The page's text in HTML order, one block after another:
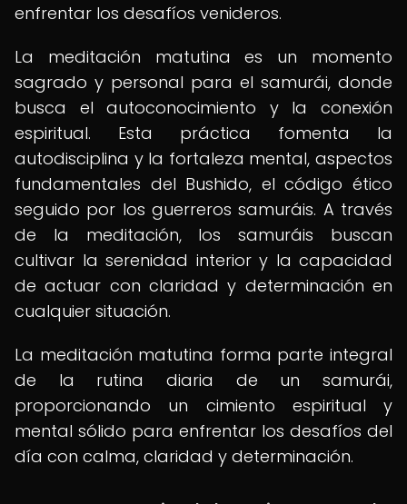
enfrentar los desafíos venideros.
La meditación matutina es un momento
sagrado y personal para el samurái, donde
busca el autoconocimiento y la conexión
espiritual. Esta práctica fomenta la
autodisciplina y la fortaleza mental, aspectos
fundamentales del Bushido, el código ético
seguido por los guerreros samuráis. A través
de la meditación, los samuráis buscan
cultivar la serenidad interior y la capacidad
de actuar con claridad y determinación en
cualquier situación.
La meditación matutina forma parte integral
de la rutina diaria de un samurái,
proporcionando un cimiento espiritual y
mental sólido para enfrentar los desafíos del
día con calma, claridad y determinación.